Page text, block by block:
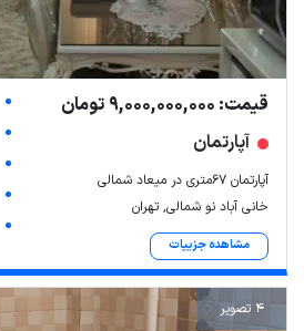
قیمت: 9,000,000,000 تومان
آپارتمان
آپارتمان ۶۷متری در میعاد شمالی
خانی آباد نو شمالی, تهران
مشاهده جزییات
4 تصویر